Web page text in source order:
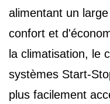
alimentant un
confort et
la climatisation, le
systèmes Start-
plus facilement